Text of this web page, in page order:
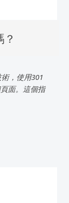
，使用301
面。這個指